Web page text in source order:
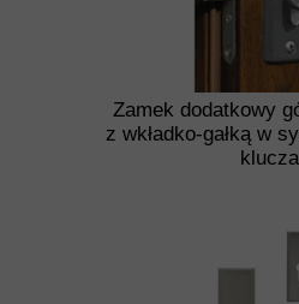
Zamek dodatkowy
z wkładko-gałką w
klucza